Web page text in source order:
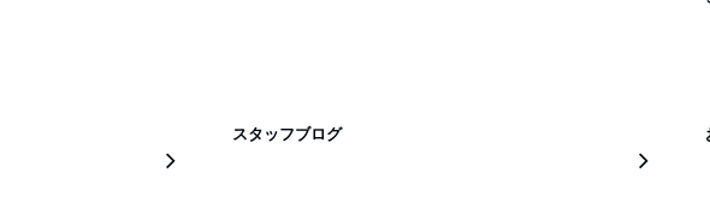
スタッフブログ